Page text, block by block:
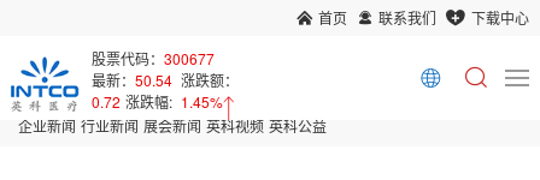
首页 联系我们
下载中心
股票代码：300677
最新：50.54 涨跌额：
0.72 涨跌幅: 1.45%
Array
企业新闻 行业新闻 展会新闻 英科视频 英科公益